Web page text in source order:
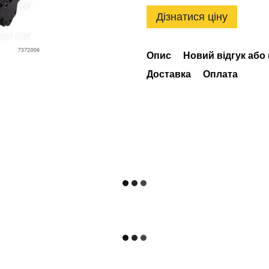
Дізнатися ціну
Опис
Новий відгук
Доставка
Оплата